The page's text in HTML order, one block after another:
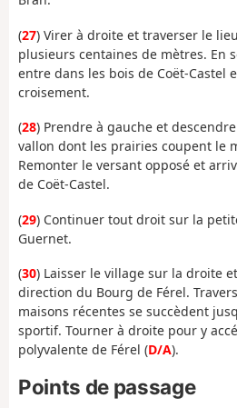
(27) Virer à droite et traverser le
plusieurs centaines de mètres. En
entre dans les bois de Coët-Castel
croisement.
(28) Prendre à gauche et
vallon dont les prairies coupent le
Remonter le versant opposé et
de Coët-Castel.
(29) Continuer tout droit sur la
Guernet.
(30) Laisser le village sur la droite
direction du Bourg de Férel.
maisons récentes se succèdent
sportif. Tourner à droite pour y
polyvalente de Férel (D/A).
Points de passage